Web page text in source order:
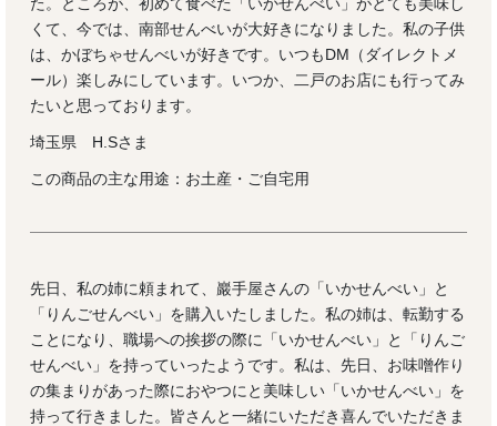
くて、今では、南部せんべいが大好きになりました。私の子供
は、かぼちゃせんべいが好きです。いつもDM（ダイレクトメ
ール）楽しみにしています。いつか、二戸のお店にも行ってみ
たいと思っております。
埼玉県 H.Sさま
この商品の主な用途：お土産・ご自宅用
先日、私の姉に頼まれて、巖手屋さんの「いかせんべい」と
「りんごせんべい」を購入いたしました。私の姉は、転勤する
ことになり、職場への挨拶の際に「いかせんべい」と「りんご
せんべい」を持っていったようです。私は、先日、お味噌作り
の集まりがあった際におやつにと美味しい「いかせんべい」を
持って行きました。皆さんと一緒にいただき喜んでいただきま